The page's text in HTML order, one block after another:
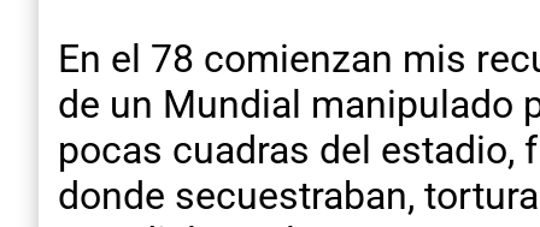
En el 78 comienzan mis
de un Mundial manipulado
pocas cuadras del
donde secuestraban,